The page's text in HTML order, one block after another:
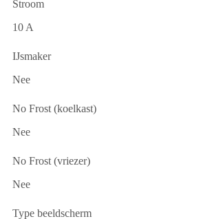
Stroom
10 A
IJsmaker
Nee
No Frost (koelkast)
Nee
No Frost (vriezer)
Nee
Type beeldscherm